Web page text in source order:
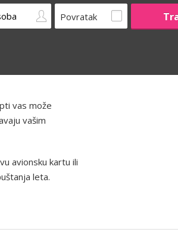
Povratak
vas može
vašim
avionsku kartu ili
leta.